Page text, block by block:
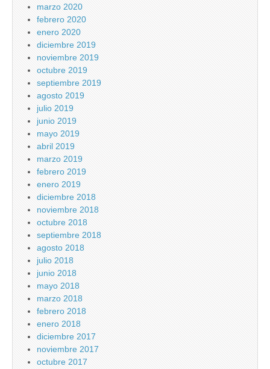
marzo 2020
febrero 2020
enero 2020
diciembre 2019
noviembre 2019
octubre 2019
septiembre 2019
agosto 2019
julio 2019
junio 2019
mayo 2019
abril 2019
marzo 2019
febrero 2019
enero 2019
diciembre 2018
noviembre 2018
octubre 2018
septiembre 2018
agosto 2018
julio 2018
junio 2018
mayo 2018
marzo 2018
febrero 2018
enero 2018
diciembre 2017
noviembre 2017
octubre 2017